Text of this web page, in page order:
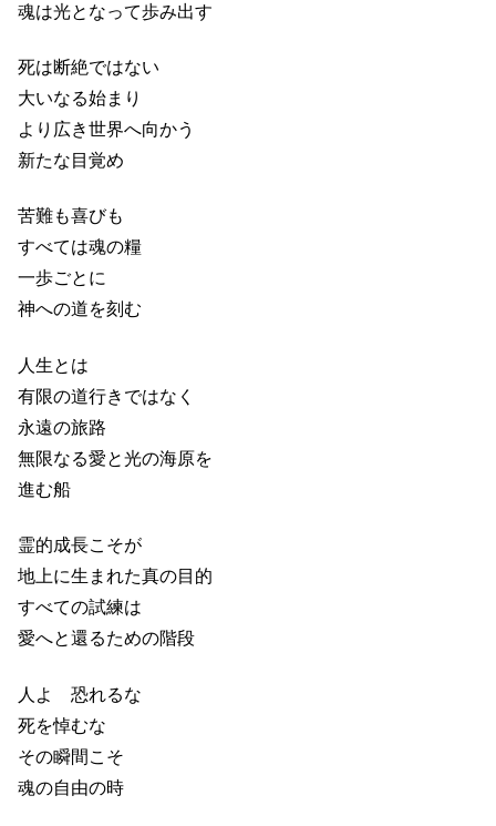
魂は光となって歩み出す
死は断絶ではない
大いなる始まり
より広き世界へ向かう
新たな目覚め
苦難も喜びも
すべては魂の糧
一歩ごとに
神への道を刻む
人生とは
有限の道行きではなく
永遠の旅路
無限なる愛と光の海原を
進む船
霊的成長こそが
地上に生まれた真の目的
すべての試練は
愛へと還るための階段
人よ 恐れるな
死を悼むな
その瞬間こそ
魂の自由の時